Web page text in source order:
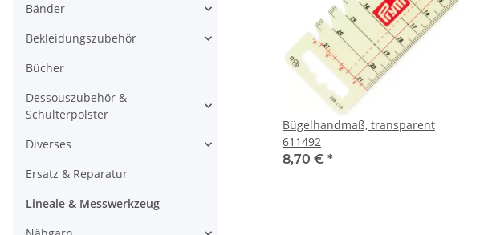
Bügelhandmaß, transparent
611492
8,70 € *
Bänder
Bekleidungszubehör
Bücher
Dessouszubehör &
Schulterpolster
Diverses
Ersatz & Reparatur
Lineale & Messwerkzeug